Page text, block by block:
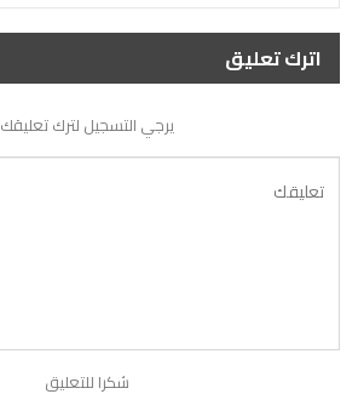
اترك تعليق
يرجي التسجيل لترك تعليقك
شكرا للتعليق